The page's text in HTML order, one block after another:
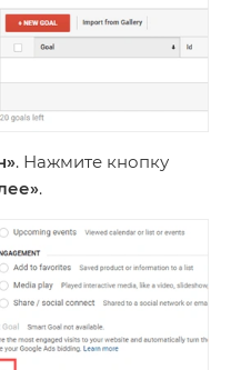
. Нажмите кнопку
.